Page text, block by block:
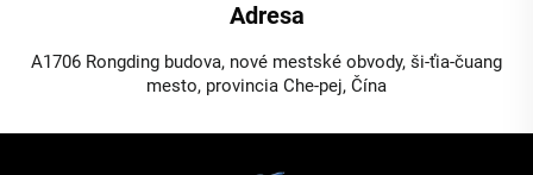
Adresa
A1706 Rongding budova, nové mestské obvody, ši-ťia-čuang
mesto, provincia Che-pej, Čína